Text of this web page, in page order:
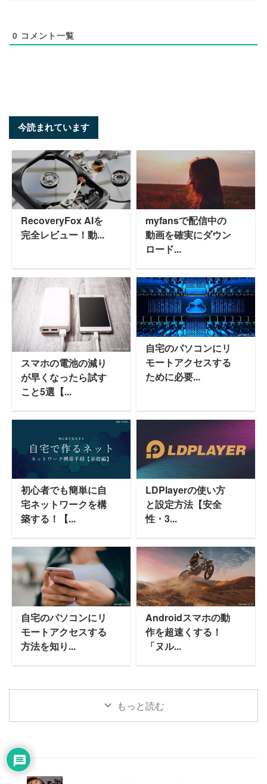
0 コメント一覧
今読まれています
RecoveryFox AIを
完全レビュー！動...
myfansで配信中の
動画を確実にダウン
ロード...
スマホの電池の減り
が早くなったら試す
こと5選【...
自宅のパソコンにリ
モートアクセスする
ために必要...
初心者でも簡単に自
宅ネットワークを構
築する！【...
LDPlayerの使い方
と設定方法【安全
性・3...
自宅のパソコンにリ
モートアクセスする
方法を知り...
Androidスマホの動
作を超速くする！
「ヌル...
もっと読む